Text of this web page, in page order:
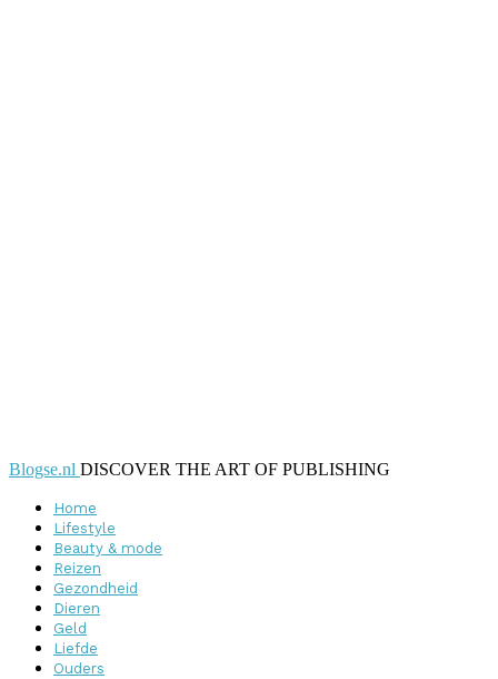
Blogse.nl DISCOVER THE ART OF PUBLISHING
Home
Lifestyle
Beauty & mode
Reizen
Gezondheid
Dieren
Geld
Liefde
Ouders